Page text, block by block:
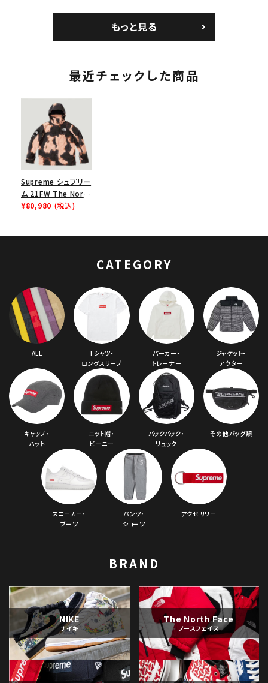
ムグッドイナフ ナイキ
エアフォース１スニー
もっと見る
最近チェックした商品
Supreme シュプリー
ム 21FW The North
Face Bleached
¥80,980 (税込)
CATEGORY
ALL
Tシャツ・
ロングスリーブ
パーカー・
トレーナー
ジャケット・
アウター
キャップ・
ハット
ニット帽・
ビーニー
バックパック・
リュック
その他バッグ類
スニーカー・
ブーツ
パンツ・
ショーツ
アクセサリー
BRAND
NIKE
ナイキ
The North Face
ノースフェイス